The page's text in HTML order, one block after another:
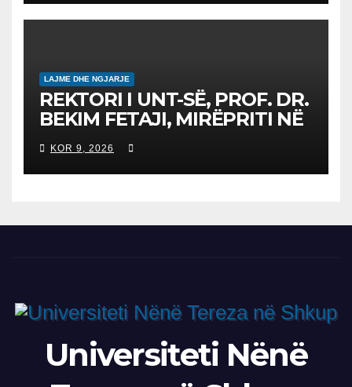
LAJME DHE NGJARJE
REKTORI I UNT-SË, PROF. DR.
BEKIM FETAJI, MIRËPRITI NË
TAKIM ZYRTAR DREJTORIN E
SH.A MEPSO, DR. BURIM
LATIFIN
KOR 9, 2026
Universiteti Nënë